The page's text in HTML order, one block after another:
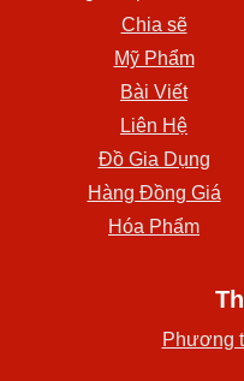
Chia sẽ
Mỹ Phẩm
Bài Viết
Liên Hệ
Đồ Gia Dụng
Hàng Đồng Giá
Hóa Phẩm
Phương